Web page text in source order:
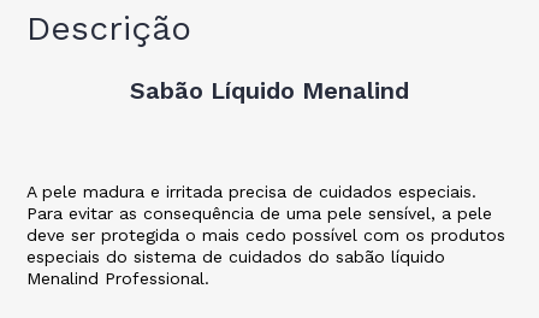
Descrição
Sabão Líquido Menalind
A pele madura e irritada precisa de cuidados especiais.
Para evitar as consequência de uma pele sensível, a pele
deve ser protegida o mais cedo possível com os produtos
especiais do sistema de cuidados do sabão líquido
Menalind Professional.